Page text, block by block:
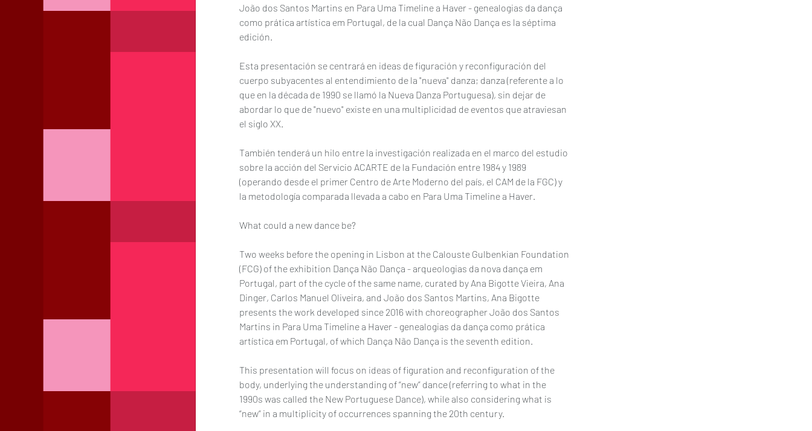
João dos Santos Martins en Para Uma Timeline a Haver - genealogias da dança
como prática artística em Portugal, de la cual Dança Não Dança es la séptima
edición.
Esta presentación se centrará en ideas de figuración y reconfiguración del
cuerpo subyacentes al entendimiento de la "nueva" danza; danza (referente a lo
que en la década de 1990 se llamó la Nueva Danza Portuguesa), sin dejar de
abordar lo que de "nuevo" existe en una multiplicidad de eventos que atraviesan
el siglo XX.
También tenderá un hilo entre la investigación realizada en el marco del estudio
sobre la acción del Servicio ACARTE de la Fundación entre 1984 y 1989
(operando desde el primer Centro de Arte Moderno del país, el CAM de la FGC) y
la metodología comparada llevada a cabo en Para Uma Timeline a Haver.
What could a new dance be?
Two weeks before the opening in Lisbon at the Calouste Gulbenkian Foundation
(FCG) of the exhibition Dança Não Dança - arqueologias da nova dança em
Portugal, part of the cycle of the same name, curated by Ana Bigotte Vieira, Ana
Dinger, Carlos Manuel Oliveira, and João dos Santos Martins, Ana Bigotte
presents the work developed since 2016 with choreographer João dos Santos
Martins in Para Uma Timeline a Haver - genealogias da dança como prática
artística em Portugal, of which Dança Não Dança is the seventh edition.
This presentation will focus on ideas of figuration and reconfiguration of the
body, underlying the understanding of “new” dance (referring to what in the
1990s was called the New Portuguese Dance), while also considering what is
“new” in a multiplicity of occurrences spanning the 20th century.